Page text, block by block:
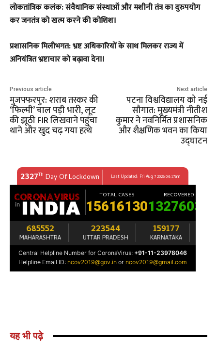
​लोकतांत्रिक कलंक: संवैधानिक संस्थाओं और मशीनी तंत्र का दुरुपयोग
कर जनतंत्र को खत्म करने की कोशिश।
​प्रशासनिक मिलीभगत: भ्रष्ट अधिकारियों के साथ मिलकर राज्य में
अनियंत्रित भ्रष्टाचार को बढ़ावा देना।
Previous article
मुजफ्फरपुर: शराब तस्कर की
‘फिल्मी’ चाल पड़ी भारी, लूट
की झूठी FIR लिखवाने पहुंचा
थाने और खुद चढ़ गया हत्थे
Next article
पटना विश्वविद्यालय को नई
सौगात: मुख्यमंत्री नीतीश
कुमार ने नवनिर्मित प्रशासनिक
और शैक्षणिक भवन का किया
उद्घाटन
यह भी पढ़े